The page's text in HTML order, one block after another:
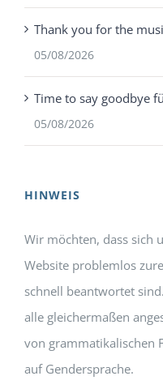
Thank you for the
05/08/2026
Time to say goodbye
05/08/2026
HINWEIS
Wir möchten, dass sich
Website problemlos
schnell beantwortet
alle gleichermaßen
von grammatikalischen
auf Gendersprache.